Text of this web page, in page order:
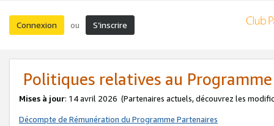
Connexion ou S’inscrire
Politiques relatives au
Mises à jour: 14 avril 2026 (Partenaires actuels, découvrez les
Décompte de Rémunération du Programme Partenaires